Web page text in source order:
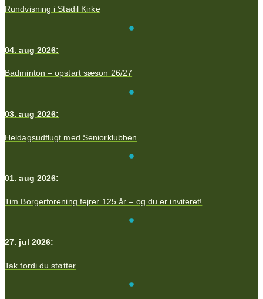
Rundvisning i Stadil Kirke
04. aug 2026:
Badminton – opstart sæson 26/27
03. aug 2026:
Heldagsudflugt med Seniorklubben
01. aug 2026:
Tim Borgerforening fejrer 125 år – og du er inviteret!
27. jul 2026:
Tak fordi du støtter